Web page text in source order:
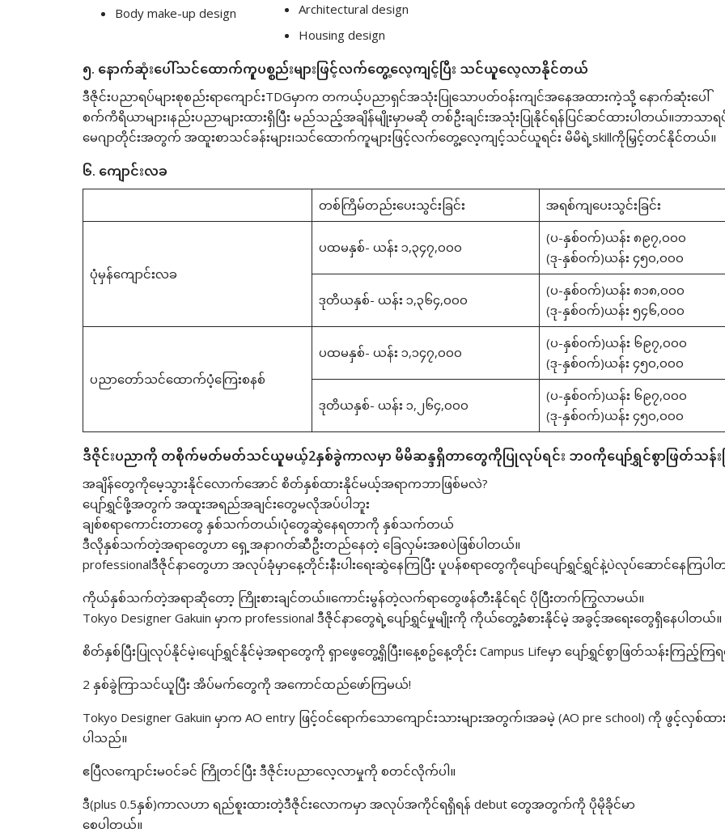
Body make-up design
Architectural design
Housing design
၅. နောက်ဆုံးပေါ်သင်ထောက်ကူပစ္စည်းများဖြင့်လက်တွေ့လေ့ကျင့်ပြီး သင်ယူလေ့လာနိုင်တယ်
ဒီဇိုင်းပညာရပ်များစုစည်းရာကျောင်းTDGမှာက တကယ့်ပညာရှင်အသုံးပြုသောပတ်၀န်းကျင်အနေအထားကဲ့သို့ နောက်ဆုံးပေါ်
စက်ကိရိယာများ၊နည်းပညာများထားရှိပြီး မည်သည့်အချိန်မျိုးမှာမဆို တစ်ဦးချင်းအသုံးပြုနိုင်ရန်ပြင်ဆင်ထားပါတယ်။ဘာသာရ
မေဂျာတိုင်းအတွက် အထူးစာသင်ခန်းများ၊သင်ထောက်ကူများဖြင့်လက်တွေ့လေ့ကျင့်သင်ယူရင်း မိမိရဲ့skillကိုမြှင့်တင်နိုင်တယ်။
၆. ကျောင်းလခ
တစ်ကြိမ်တည်းပေးသွင်းခြင်း အရစ်ကျပေးသွင်းခြင်း
ပုံမှန်ကျောင်းလခ
ပထမနှစ်- ယန်း ၁,၃၄၇,၀၀၀
(ပ-နှစ်၀က်)ယန်း ၈၉၇,၀၀၀
(ဒု-နှစ်၀က်)ယန်း ၄၅၀,၀၀၀
ဒုတိယနှစ်- ယန်း ၁,၃၆၄,၀၀၀
(ပ-နှစ်၀က်)ယန်း ၈၁၈,၀၀၀
(ဒု-နှစ်၀က်)ယန်း ၅၄၆,၀၀၀
ပညာတော်သင်ထောက်ပံ့ကြေးစနစ်
ပထမနှစ်- ယန်း ၁,၁၄၇,၀၀၀
(ပ-နှစ်၀က်)ယန်း ၆၉၇,၀၀၀
(ဒု-နှစ်၀က်)ယန်း ၄၅၀,၀၀၀
ဒုတိယနှစ်- ယန်း ၁,၂၆၄,၀၀၀
(ပ-နှစ်၀က်)ယန်း ၆၉၇,၀၀၀
(ဒု-နှစ်၀က်)ယန်း ၄၅၀,၀၀၀
ဒီဇိုင်းပညာကို တစိုက်မတ်မတ်သင်ယူမယ့်2နှစ်ခွဲကာလမှာ မိမိဆန္ဒရှိတာတွေကိုပြုလုပ်ရင်း ဘ၀ကိုပျော်ရွှင်စွာဖြတ်သန်
အချိန်တွေကိုမေ့သွားနိုင်လောက်အောင် စိတ်နှစ်ထားနိုင်မယ့်အရာကဘာဖြစ်မလဲ?
ပျော်ရွှင်ဖို့အတွက် အထူးအရည်အချင်းတွေမလိုအပ်ပါဘူး
ချစ်စရာကောင်းတာတွေ နှစ်သက်တယ်၊ပုံတွေဆွဲနေရတာကို နှစ်သက်တယ်
ဒီလိုနှစ်သက်တဲ့အရာတွေဟာ ရှေ့အနာဂတ်ဆီဦးတည်နေတဲ့ ခြေလှမ်းအစပဲဖြစ်ပါတယ်။
professionalဒီဇိုင်နာတွေဟာ အလုပ်ခုံမှာနေ့တိုင်းနီးပါးရေးဆွဲနေကြပြီး ပူပန်စရာတွေကိုပျော်ပျော်ရွှင်ရွှင်နဲ့ပဲလုပ်ဆောင်နေကြပ
ကိုယ်နှစ်သက်တဲ့အရာဆိုတော့ ကြိုးစားချင်တယ်။ကောင်းမွန်တဲ့လက်ရာတွေဖန်တီးနိုင်ရင် ပိုပြီးတက်ကြွလာမယ်။
Tokyo Designer Gakuin မှာက professional ဒီဇိုင်နာတွေရဲ့ပျော်ရွှင်မှုမျိုးကို ကိုယ်တွေ့ခံစားနိုင်မဲ့ အခွင့်အရေးတွေရှိနေပါတယ်။
စိတ်နှစ်ပြီးပြုလုပ်နိုင်မဲ့၊ပျော်ရွှင်နိုင်မဲ့အရာတွေကို ရှာဖွေတွေ့ရှိပြီး၊နေ့စဥ်နေ့တိုင်း Campus Lifeမှာ ပျော်ရွှင်စွာဖြတ်သန်းကြည့်ကြ
2 နှစ်ခွဲကြာသင်ယူပြီး အိပ်မက်တွေကို အကောင်ထည်ဖော်ကြမယ်!
Tokyo Designer Gakuin မှာက AO entry ဖြင့်၀င်ရောက်သောကျောင်းသားများအတွက်၊အခမဲ့ (AO pre school) ကို ဖွင့်လှစ်ထား
ပါသည်။
ဧပြီလကျောင်းမ၀င်ခင် ကြိုတင်ပြီး ဒီဇိုင်းပညာလေ့လာမှုကို စတင်လိုက်ပါ။
ဒီ(plus 0.5နှစ်)ကာလဟာ ရည်စူးထားတဲ့ဒီဇိုင်းလောကမှာ အလုပ်အကိုင်ရရှိရန် debut တွေအတွက်ကို ပိုမိုခိုင်မာ
စေပါတယ်။